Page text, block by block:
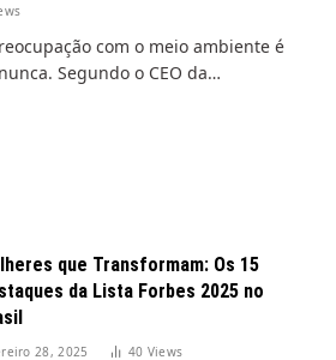
com o meio ambiente é
Segundo o CEO da…
que Transformam: Os 15
da Lista Forbes 2025 no
28, 2025 40 Views